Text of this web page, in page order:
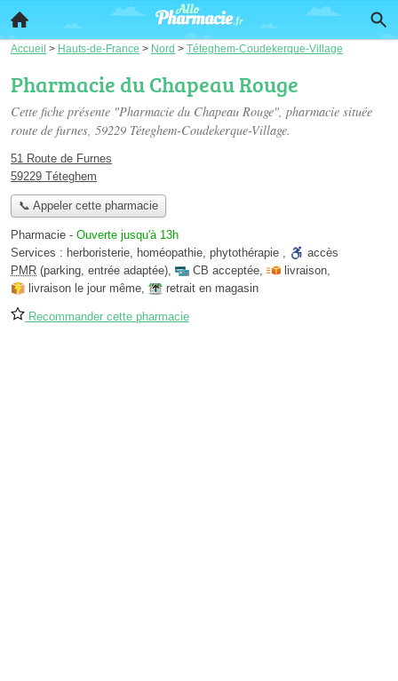
Accueil > Hauts-de-France > Nord > Téteghem-Coudekerque-Village
Pharmacie du Chapeau Rouge
Cette fiche présente "Pharmacie du Chapeau Rouge", pharmacie située
route de furnes, 59229 Téteghem-Coudekerque-Village.
51 Route de Furnes
59229 Téteghem
📞 Appeler cette pharmacie
Pharmacie - Ouverte jusqu'à 13h
Services : herboristerie, homéopathie, phytothérapie ,
accès
PMR (parking, entrée adaptée), CB acceptée, livraison,
livraison le jour même, retrait en magasin
Recommander cette pharmacie